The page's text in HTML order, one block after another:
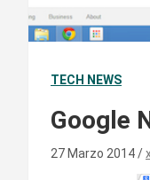
TECH NEWS
Google
27 Marzo 2014